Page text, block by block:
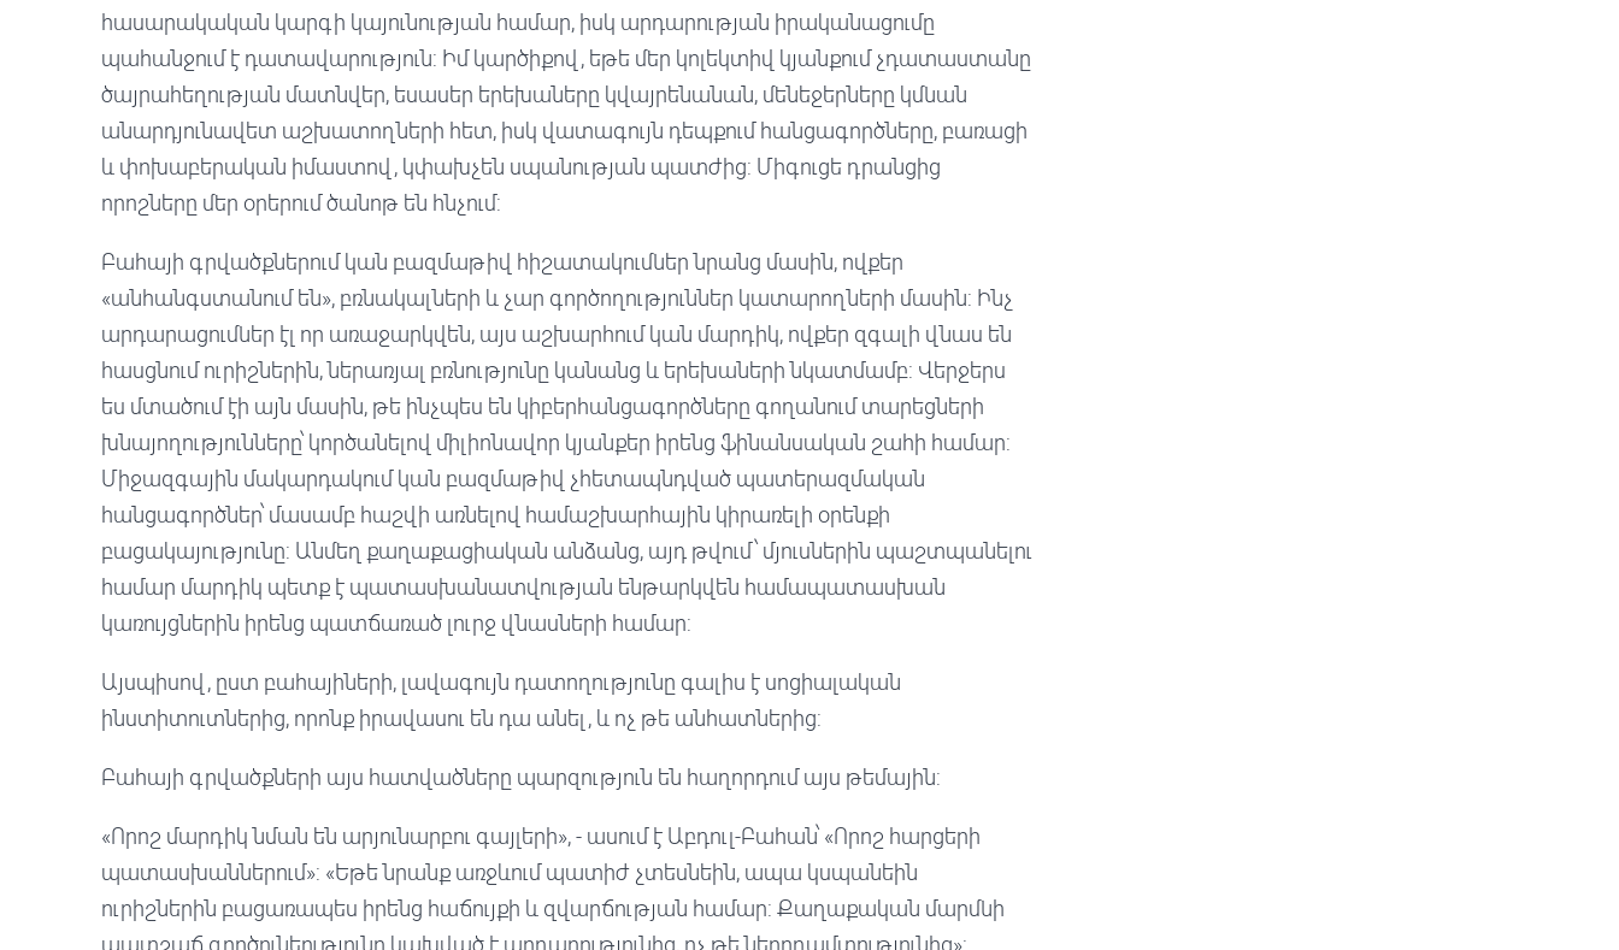
հասարակական կարգի կայունության համար, իսկ արդարության իրականացումը
պահանջում է դատավարություն: Իմ կարծիքով, եթե մեր կոլեկտիվ կյանքում չդատաստանը
ծայրահեղության մատնվեր, եսասեր երեխաները կվայրենանան, մենեջերները կմնան
անարդյունավետ աշխատողների հետ, իսկ վատագույն դեպքում հանցագործները, բառացի
և փոխաբերական իմաստով, կփախչեն սպանության պատժից: Միգուցե դրանցից
որոշները մեր օրերում ծանոթ են հնչում:
Բահայի գրվածքներում կան բազմաթիվ հիշատակումներ նրանց մասին, ովքեր
«անհանգստանում են», բռնակալների և չար գործողություններ կատարողների մասին: Ինչ
արդարացումներ էլ որ առաջարկվեն, այս աշխարհում կան մարդիկ, ովքեր զգալի վնաս են
հասցնում ուրիշներին, ներառյալ բռնությունը կանանց և երեխաների նկատմամբ: Վերջերս
ես մտածում էի այն մասին, թե ինչպես են կիբերհանցագործները գողանում տարեցների
խնայողությունները՝ կործանելով միլիոնավոր կյանքեր իրենց ֆինանսական շահի համար:
Միջազգային մակարդակում կան բազմաթիվ չհետապնդված պատերազմական
հանցագործներ՝ մասամբ հաշվի առնելով համաշխարհային կիրառելի օրենքի
բացակայությունը: Անմեղ քաղաքացիական անձանց, այդ թվում՝ մյուսներին պաշտպանելու
համար մարդիկ պետք է պատասխանատվության ենթարկվեն համապատասխան
կառույցներին իրենց պատճառած լուրջ վնասների համար:
Այսպիսով, ըստ բահայիների, լավագույն դատողությունը գալիս է սոցիալական
ինստիտուտներից, որոնք իրավասու են դա անել, և ոչ թե անհատներից:
Բահայի գրվածքների այս հատվածները պարզություն են հաղորդում այս թեմային:
«Որոշ մարդիկ նման են արյունարբու գայլերի», - ասում է Աբդուլ-Բահան՝ «Որոշ հարցերի
պատասխաններում»: «Եթե նրանք առջևում պատիժ չտեսնեին, ապա կսպանեին
ուրիշներին բացառապես իրենց հաճույքի և զվարճության համար: Քաղաքական մարմնի
պատշաճ գործունեությունը կախված է արդարությունից, ոչ թե ներողամտությունից»: